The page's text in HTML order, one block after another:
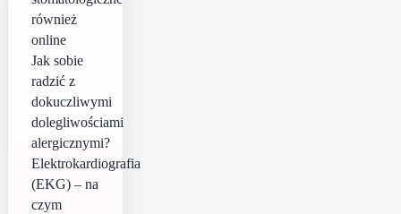
również
online
Jak sobie
radzić z
dokuczliwymi
dolegliwościami
alergicznymi?
Elektrokardiografia
(EKG) – na
czym